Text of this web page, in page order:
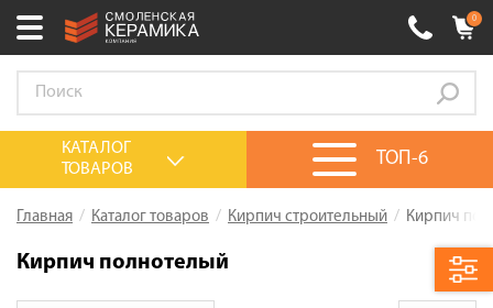
Выберите ваш город:
+7 (920) 150-77-00
0 товаров на сумму0.00руб.
Акции
0
ТОП-6
КАТАЛОГ
ТОВАРОВ
Главная Каталог товаров Кирпич строительный Кирпич
Кирпич полнотелый